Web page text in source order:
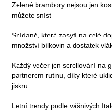
Zelené brambory nejsou jen
můžete sníst
Snídaně, která zasytí na celé
množství bílkovin a dostatek
Každý večer jen scrollování na
partnerem rutinu, díky které
jiskru
Letní trendy podle vášnivých